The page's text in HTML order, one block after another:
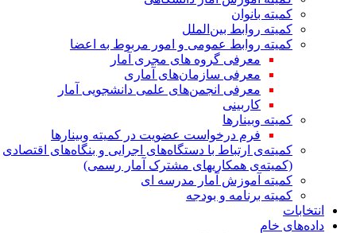
کمیته بانوان
کمیته روابط بین‌الملل
کمیته روابط عمومی و امور مربوط به اعضا
معرفی گروه های مجری آمار
معرفی سازمان‌های آماری
معرفی انجمن‌های علمی دانشجویی آمار
کاربینی
کمیته وبینارها
فرم درخواست عضویت در کمیته وبینارها
کمیته‌ی ارتباط با دستگاه‌های اجرایی و بنگاه‌های اقتصادی
(کمیته‌ی همکاریهای مشترک آمار رسمی)
کمیته آموزش آمار مدرسه ای
کمیته برنامه و بودجه
انتخابات
داده‌های خام